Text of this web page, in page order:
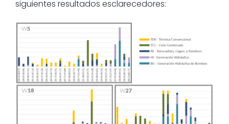
siguientes resultados esclarecedores: